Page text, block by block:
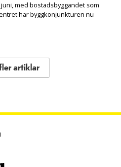
med bostadsbyggandet som
har byggkonjunkturen nu
artiklar